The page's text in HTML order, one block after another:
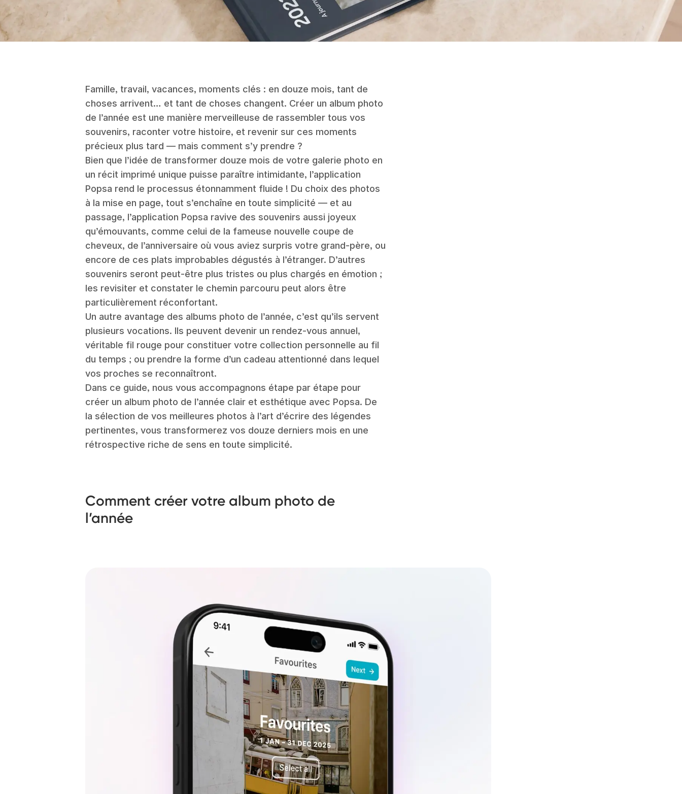
Famille, travail, vacances, moments clés : en douze mois, tant de
choses arrivent… et tant de choses changent. Créer un album photo
de l’année est une manière merveilleuse de rassembler tous vos
souvenirs, raconter votre histoire, et revenir sur ces moments
précieux plus tard — mais comment s’y prendre ?
Bien que l’idée de transformer douze mois de votre galerie photo en
un récit imprimé unique puisse paraître intimidante, l’application
Popsa rend le processus étonnamment fluide ! Du choix des photos
à la mise en page, tout s’enchaîne en toute simplicité — et au
passage, l’application Popsa ravive des souvenirs aussi joyeux
qu’émouvants, comme celui de la fameuse nouvelle coupe de
cheveux, de l’anniversaire où vous aviez surpris votre grand-père, ou
encore de ces plats improbables dégustés à l’étranger. D’autres
souvenirs seront peut-être plus tristes ou plus chargés en émotion ;
les revisiter et constater le chemin parcouru peut alors être
particulièrement réconfortant.
Un autre avantage des albums photo de l’année, c’est qu’ils servent
plusieurs vocations. Ils peuvent devenir un rendez-vous annuel,
véritable fil rouge pour constituer votre collection personnelle au fil
du temps ; ou prendre la forme d’un cadeau attentionné dans lequel
vos proches se reconnaîtront.
Dans ce guide, nous vous accompagnons étape par étape pour
créer un album photo de l’année clair et esthétique avec Popsa. De
la sélection de vos meilleures photos à l’art d’écrire des légendes
pertinentes, vous transformerez vos douze derniers mois en une
rétrospective riche de sens en toute simplicité.
Comment créer votre album photo de
l’année